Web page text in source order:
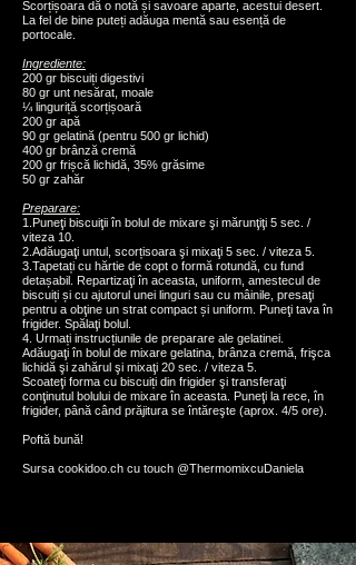
Scorțișoara dă o notă și savoare aparte, acestui desert.
La fel de bine puteți adăuga mentă sau esență de
portocale.
Ingrediente:
200 gr biscuiți digestivi
80 gr unt nesărat, moale
¼ linguriță scorțișoară
200 gr apă
90 gr gelatină (pentru 500 gr lichid)
400 gr brânză cremă
200 gr frișcă lichidă, 35% grăsime
50 gr zahăr
Preparare:
1.Puneţi biscuiţii în bolul de mixare şi mărunţiţi 5 sec. /
viteza 10.
2.Adăugaţi untul, scorțisoara şi mixaţi 5 sec. / viteza 5.
3.Tapetați cu hărtie de copt o formă rotundă, cu fund
detașabil. Repartizaţi în aceasta, uniform, amestecul de
biscuiți și cu ajutorul unei linguri sau cu mâinile, presaţi
pentru a obţine un strat compact și uniform. Puneţi tava în
frigider. Spălaţi bolul.
4. Urmați instrucțiunile de preparare ale gelatinei.
Adăugaţi în bolul de mixare gelatina, brânza cremă, frişca
lichidă şi zahărul şi mixaţi 20 sec. / viteza 5.
Scoateţi forma cu biscuiți din frigider şi transferaţi
conţinutul bolului de mixare în aceasta. Puneţi la rece, în
frigider, până când prăjitura se întăreşte (aprox. 4/5 ore).
Poftă bună!
Sursa cookidoo.ch cu touch @ThermomixcuDaniela